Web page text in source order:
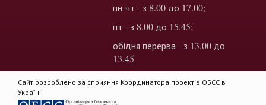
пн-чт - з 8.00 до 17.00;
пт - з 8.00 до 15.45;
обідня перерва - з 13.00 до
13.45
Сайт розроблено за сприяння Координатора проектів ОБСЄ в
Україні